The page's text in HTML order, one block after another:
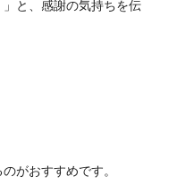
と、感謝の気持ちを伝
がおすすめです。